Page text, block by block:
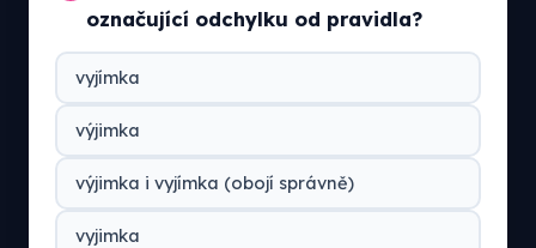
označující odchylku od pravidla?
vyjímka
výjimka
výjimka i vyjímka (obojí správně)
vyjimka